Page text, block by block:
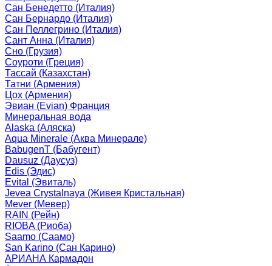
Сан Бенедетто (Италия)
Сан Бернардо (Италия)
Сан Пеллегрино (Италия)
Сант Анна (Италия)
Сно (Грузия)
Соуроти (Греция)
Тассай (Казахстан)
Татни (Армения)
Цох (Армения)
Эвиан (Evian) Франция
Минеральная вода
Alaska (Аляска)
Aqua Minerale (Аква Минерале)
BabugenT (Бабугент)
Dausuz (Даусуз)
Edis (Эдис)
Evital (Эвиталь)
Jevea Crystalnaya (Живея Кристальная)
Mever (Мевер)
RAIN (Рейн)
RIOBA (Риоба)
Saamo (Саамо)
San Karino (Сан Карино)
АРИАНА Кармадон